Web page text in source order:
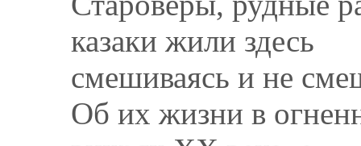
казаки жили здесь
смешиваясь и не
Об их жизни в